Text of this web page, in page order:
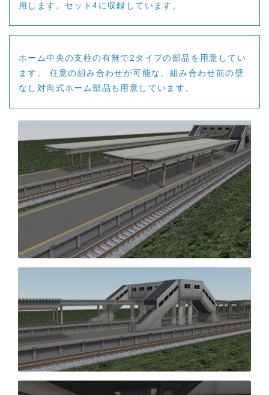
用します。セット4に収録しています。
ホーム中央の支柱の有無で2タイプの部品を用意してい
ます。 任意の組み合わせが可能な、組み合わせ前の壁
なし対向式ホーム部品も用意しています。